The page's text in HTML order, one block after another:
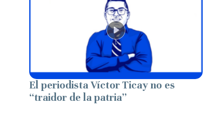
El periodista Víctor Ticay no es
“traidor de la patria”